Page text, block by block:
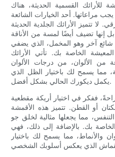
للأرائك القسمية الحديثة، هناك
مراعاتها. أحد الخيارات الشائعة
لا تتميز الأرائك الجلدية الحديثة
إنها تضيف أيضًا لمسة من الأناقة
شائع آخر وهو المخمل، الذي يضفي
الخاصة بك. تأتي الأرائك
من الألوان، من درجات الألوان
مما يسمح لك باختيار الظل الذي
يكمل ديكورك الحالي بشكل أفضل.
ففكر في اختيار أريكة مقطعية
أو القطن. تتميز هذه الأقمشة
مما يجعلها مثالية لخلق جو
بك. بالإضافة إلى ذلك، فهي
والأنماط، مما يسمح لك باختيار